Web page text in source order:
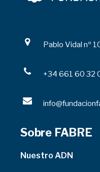
Pablo Vidal nº
+34 661 60 32
Sobre FABRE
Nuestro ADN